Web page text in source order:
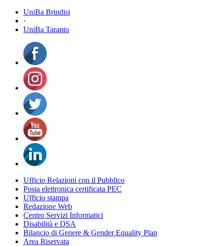
UniBa Brindisi
·
UniBa Taranto
Ufficio Relazioni con il Pubblico
Posta elettronica certificata PEC
Ufficio stampa
Redazione Web
Centro Servizi Informatici
Disabilità e DSA
Bilancio di Genere & Gender Equality Plan
Area Riservata